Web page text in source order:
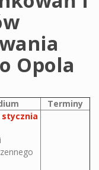
Opola
Terminy
stycznia